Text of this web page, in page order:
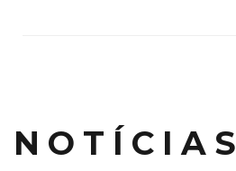
NOTÍCIAS